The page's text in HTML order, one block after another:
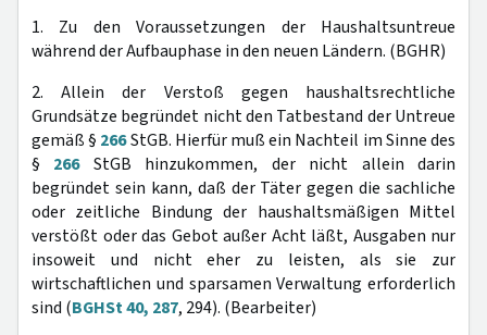
1. Zu den Voraussetzungen der Haushaltsuntreue
während der Aufbauphase in den neuen Ländern. (BGHR)
2. Allein der Verstoß gegen haushaltsrechtliche
Grundsätze begründet nicht den Tatbestand der Untreue
gemäß § 266StGB. Hierfür muß ein Nachteil im Sinne des
§ 266StGB hinzukommen, der nicht allein darin
begründet sein kann, daß der Täter gegen die sachliche
oder zeitliche Bindung der haushaltsmäßigen Mittel
verstößt oder das Gebot außer Acht läßt, Ausgaben nur
insoweit und nicht eher zu leisten, als sie zur
wirtschaftlichen und sparsamen Verwaltung erforderlich
sind (BGHSt 40, 287, 294). (Bearbeiter)